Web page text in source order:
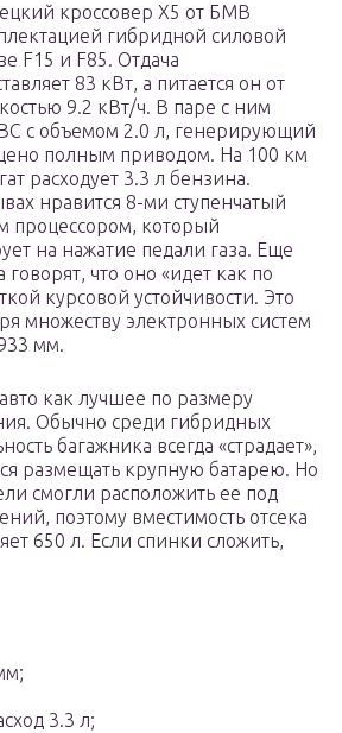
кроссовер Х5 от БМВ
гибридной силовой
F15 и F85. Отдача
83 кВт, а питается он от
9.2 кВт/ч. В паре с ним
с объемом 2.0 л, генерирующий
полным приводом. На 100 км
расходует 3.3 л бензина.
нравится 8-ми ступенчатый
процессором, который
на нажатие педали газа. Еще
говорят, что оно «идет как по
курсовой устойчивости. Это
множеству электронных систем
мм.
как лучшее по размеру
Обычно среди гибридных
багажника всегда «страдает»,
размещать крупную батарею. Но
смогли расположить ее под
поэтому вместимость отсека
650 л. Если спинки сложить,
3.3 л;